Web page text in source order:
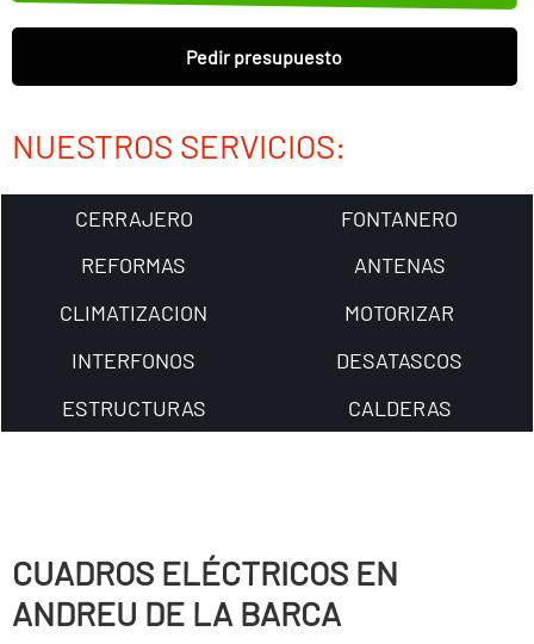
Pedir presupuesto
NUESTROS SERVICIOS:
CERRAJERO
FONTANERO
REFORMAS
ANTENAS
CLIMATIZACION
MOTORIZAR
INTERFONOS
DESATASCOS
ESTRUCTURAS
CALDERAS
CUADROS ELÉCTRICOS EN
ANDREU DE LA BARCA